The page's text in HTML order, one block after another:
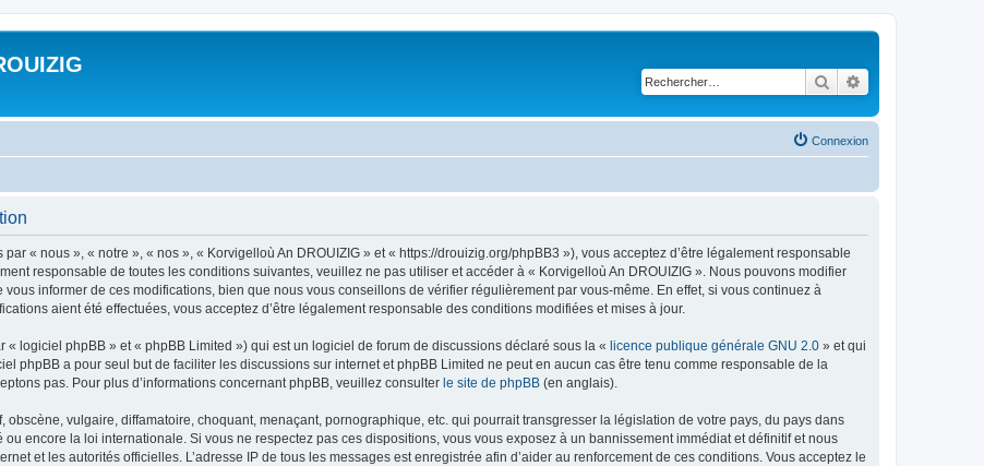
Rechercher
Connexion
« nous », « notre », « nos », « Korvigelloù An DROUIZIG » et « https://drouizig.org/phpBB3 »), vous acceptez d’être légalement responsable
responsable de toutes les conditions suivantes, veuillez ne pas utiliser et accéder à « Korvigelloù An DROUIZIG ». Nous pouvons modifier
informer de ces modifications, bien que nous vous conseillons de vérifier régulièrement par vous-même. En effet, si vous continuez à
aient été effectuées, vous acceptez d’être légalement responsable des conditions modifiées et mises à jour.
logiciel phpBB » et « phpBB Limited ») qui est un logiciel de forum de discussions déclaré sous la « licence publique générale GNU 2.0 » et qui
phpBB a pour seul but de faciliter les discussions sur internet et phpBB Limited ne peut en aucun cas être tenu comme responsable de la
pas. Pour plus d’informations concernant phpBB, veuillez consulter le site de phpBB (en anglais).
vulgaire, diffamatoire, choquant, menaçant, pornographique, etc. qui pourrait transgresser la législation de votre pays, du pays dans
encore la loi internationale. Si vous ne respectez pas ces dispositions, vous vous exposez à un bannissement immédiat et définitif et nous
et les autorités officielles. L’adresse IP de tous les messages est enregistrée afin d’aider au renforcement de ces conditions. Vous acceptez le